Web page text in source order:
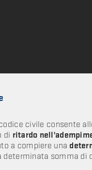
civile consente
di ritardo
a compiere una
determinata somma di